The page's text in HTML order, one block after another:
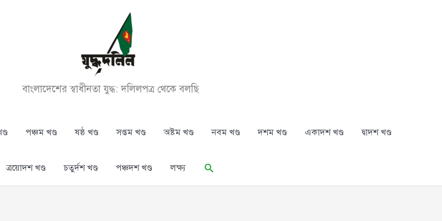
বাংলাদেশের স্বাধীনতা যুদ্ধ: দলিলপত্র থেকে বলছি
পঞ্চম খণ্ড ষষ্ঠ খণ্ড সপ্তম খণ্ড অষ্টম খণ্ড নবম খণ্ড দশম খণ্ড একাদশ খণ্ড দ্বাদশ খণ্ড
ত্রয়োদশ খণ্ড চতুর্দশ খণ্ড পঞ্চদশ খণ্ড লক্ষ্য Search